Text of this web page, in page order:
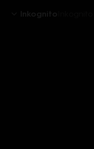
Inkognito